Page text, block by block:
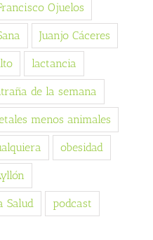
Ojuelos
Juanjo Cáceres
lactancia
de la semana
menos animales
obesidad
Salud podcast